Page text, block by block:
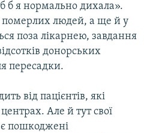
б я нормально дихала».
померлих людей, а ще й у
поза лікарнею, завдання
донорських
пересадки.
від пацієнтів, які
Але й тут свої
пошкоджені